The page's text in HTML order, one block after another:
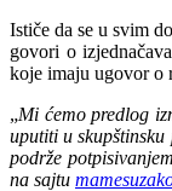
Ističe da se u svim
govori o
koje imaju ugovor o
„Mi ćemo predlog
uputiti u
podrže
na sajtu